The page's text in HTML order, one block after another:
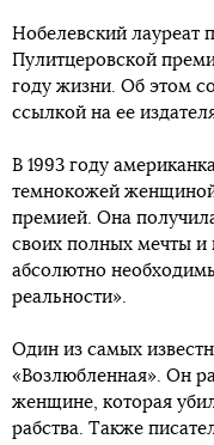
Нобелевский лауреат
Пулитцеровской
году жизни. Об этом
ссылкой на ее
В 1993 году
темнокожей
премией. Она
своих полных мечты и
абсолютно
реальности».
Один из самых
«Возлюбленная». Он
женщине, которая
рабства. Также